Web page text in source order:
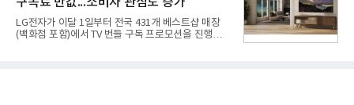
넘어 네이버, 삼성SDS 등 IT 인프라 기업으로 확장되
고 있다.7일 SK텔레콤에 따르면 회사는 올해 2분기
연결 기준 매출 4조 3591억원, 영업이익 5660억원을
기록했다. 매출은 전년 동기 대비 0.5%, 영업이익은
LG전자가 이달 1일부터 전국 431개 베스트샵 매장
(백화점 포함)에서 TV 번들 구독 프로모션을 진행하고